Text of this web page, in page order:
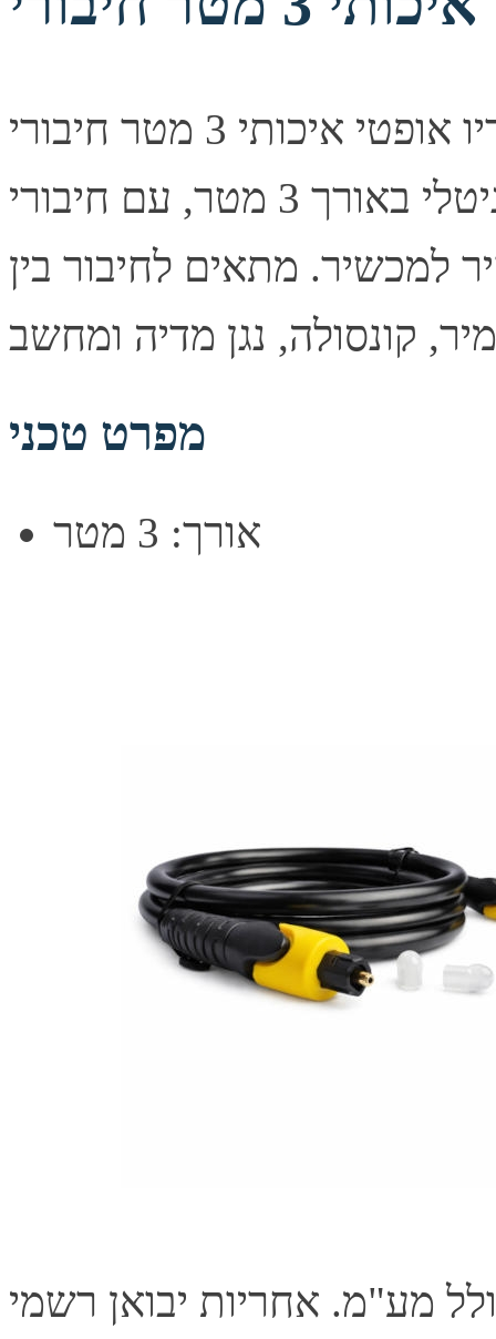
כבל אודיו אופטי איכותי 3 מטר חיבורי TOSLINK תיאור קצר כבל
אודיו אופטי דיגיטלי באורך 3 מטר, עם חיבורי TOSLINK בשני
למכשיר. מתאים לחיבור בין
מפרט טכני
אורך: 3 מטר